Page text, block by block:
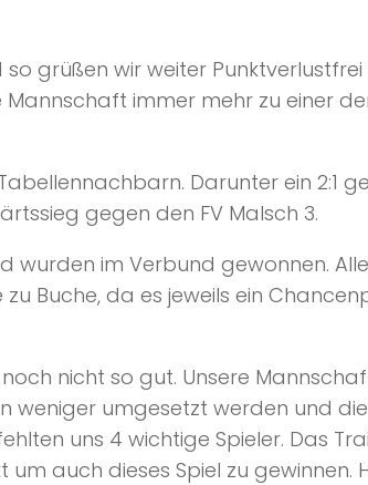
so grüßen wir weiter
Mannschaft immer mehr zu einer
Darunter ein 2:1
gegen den FV Malsch 3.
wurden im Verbund gewonnen.
Buche, da es jeweils ein
nicht so gut. Unsere
weniger umgesetzt werden und
uns 4 wichtige Spieler. Das
auch dieses Spiel zu gewinnen.